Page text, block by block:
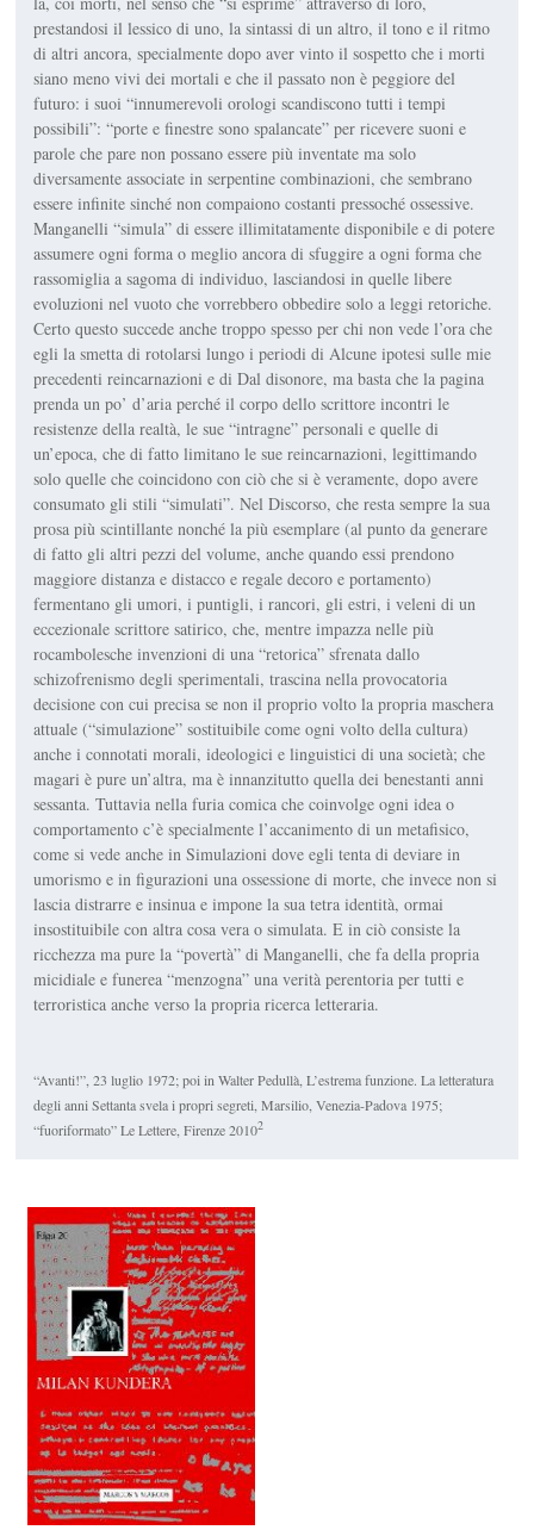
prestandosi il lessico di uno, la sintassi di un altro, il tono e il ritmo
di altri ancora, specialmente dopo aver vinto il sospetto che i morti
siano meno vivi dei mortali e che il passato non è peggiore del
futuro: i suoi “innumerevoli orologi scandiscono tutti i tempi
possibili”: “porte e finestre sono spa­lancate” per ricevere suoni e
parole che pare non possano essere più inventate ma solo
diversamente associate in serpentine combinazioni, che sembrano
essere infinite sinché non compaiono costanti pressoché osses­sive.
Manganelli “simula” di essere illimitatamente disponibile e di po­tere
assumere ogni forma o meglio ancora di sfuggire a ogni forma che
rassomiglia a sagoma di individuo, lasciandosi in quelle libere
evoluzioni nel vuoto che vorrebbero obbedire solo a leggi retoriche.
Certo questo succede anche troppo spesso per chi non vede l’ora che
egli la smetta di rotolarsi lungo i periodi diAlcune ipotesi sulle mie
precedenti reincar­nazionie diDal disonore, ma basta che la pagina
prenda un po’ d’aria perché il corpo dello scrittore incontri le
resistenze della realtà, le sue “intragne” personali e quelle di
un’epoca, che di fatto limitano le sue reincarnazioni, legittimando
solo quelle che coincidono con ciò che si è veramente, dopo avere
consumato gli stili “simulati”. NelDiscorso, che resta sempre la sua
prosa più scintillante nonché la più esemplare (al punto da generare
di fatto gli altri pezzi del volume, anche quando essi prendono
maggiore distanza e distacco e regale decoro e portamento)
fermentano gli umori, i puntigli, i rancori, gli estri, i veleni di un
ecce­zionale scrittore satirico, che, mentre impazza nelle più
rocambolesche in­venzioni di una “retorica” sfrenata dallo
schizofrenismo degli sperimen­tali, trascina nella provocatoria
decisione con cui precisa se non il proprio volto la propria maschera
attuale (“simulazione” sostituibile come ogni volto della cultura)
anche i connotati morali, ideologici e linguistici di una società; che
magari è pure un’altra, ma è innanzitutto quella dei bene­stanti anni
sessanta. Tuttavia nella furia comica che coinvolge ogni idea o
comportamento c’è specialmente l’accanimento di un metafisico,
come si vede anche inSimulazionidove egli tenta di deviare in
umo­rismo e in figurazioni una ossessione di morte, che invece non si
lascia distrarre e insinua e impone la sua tetra identità, ormai
insostituibile con altra cosa vera o simulata. E in ciò consiste la
ricchezza ma pure la “povertà” di Manganelli, che fa della propria
micidiale e funerea “men­zogna” una verità perentoria per tutti e
terroristica anche verso la pro­pria ricerca letteraria.
“Avanti!”, 23 luglio 1972; poi in Walter Pedullà,L’estrema funzione. La letteratura
degli anni Settanta svela i propri segreti , Marsilio, Venezia-Padova 1975;
“fuoriformato” Le Lettere, Firenze 20102